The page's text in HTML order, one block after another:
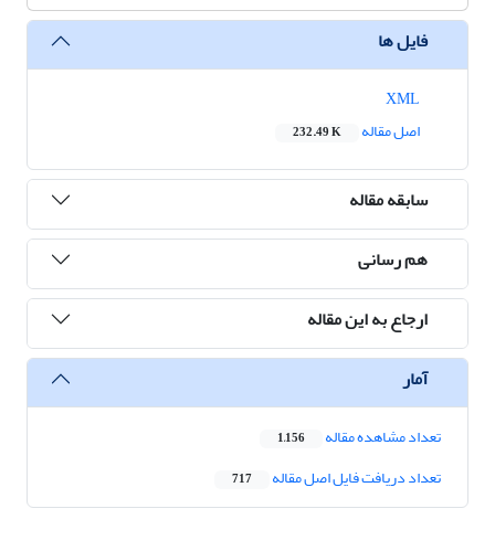
فایل ها
اصل مقاله
232.49 K
سابقه مقاله
هم رسانی
ارجاع به این مقاله
آمار
تعداد مشاهده مقاله 1,156
تعداد دریافت فایل اصل مقاله 717